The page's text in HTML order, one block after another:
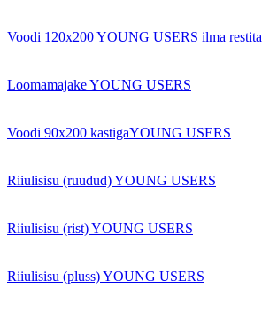
Voodi 120x200 YOUNG USERS ilma restita
Loomamajake YOUNG USERS
Voodi 90x200 kastigaYOUNG USERS
Riiulisisu (ruudud) YOUNG USERS
Riiulisisu (rist) YOUNG USERS
Riiulisisu (pluss) YOUNG USERS